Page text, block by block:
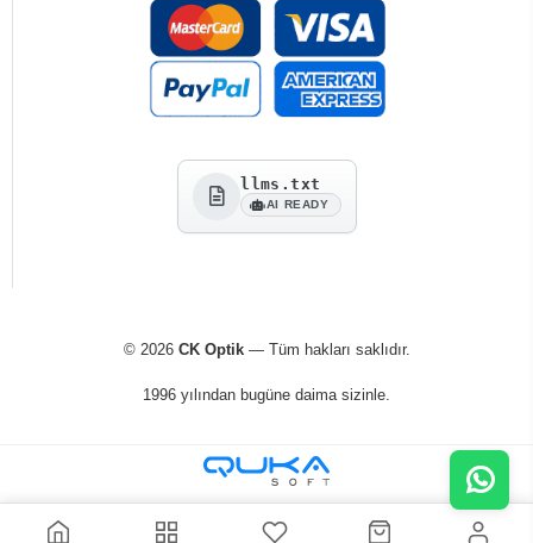
llms.txt
AI READY
© 2026 CK Optik— Tüm hakları saklıdır.
1996 yılından bugüne daima sizinle.